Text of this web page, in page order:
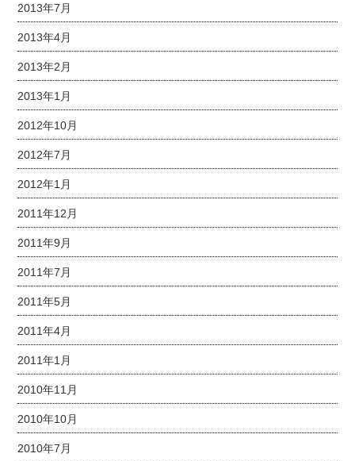
2013年7月
2013年4月
2013年2月
2013年1月
2012年10月
2012年7月
2012年1月
2011年12月
2011年9月
2011年7月
2011年5月
2011年4月
2011年1月
2010年11月
2010年10月
2010年7月